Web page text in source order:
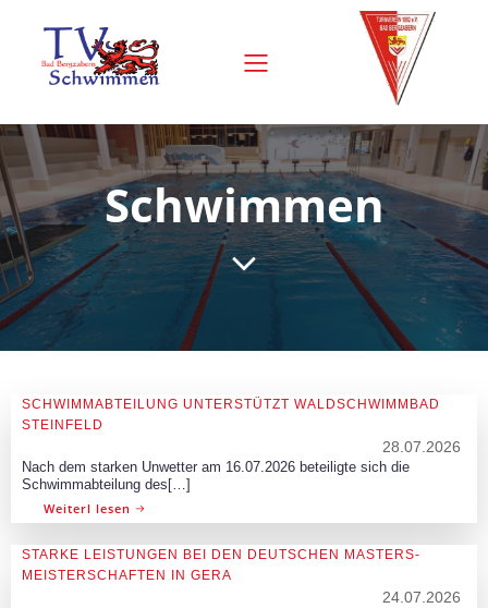
Schwimmen
SCHWIMMABTEILUNG UNTERSTÜTZT WALDSCHWIMMBAD
STEINFELD
28.07.2026
Nach dem starken Unwetter am 16.07.2026 beteiligte sich die
Schwimmabteilung des[…]
Weiterl lesen
STARKE LEISTUNGEN BEI DEN DEUTSCHEN MASTERS-
MEISTERSCHAFTEN IN GERA
24.07.2026